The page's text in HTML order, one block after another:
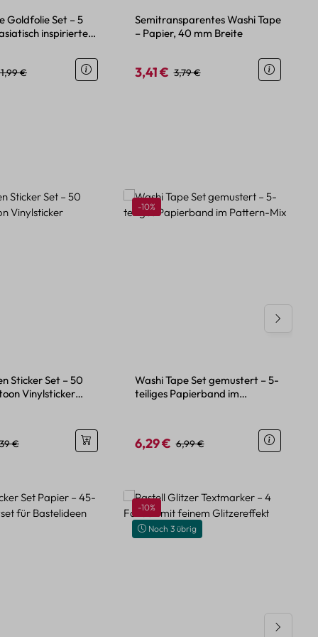
Goldfolie Set – 5
inspirierten
Preis:
€
Semitransparentes Washi Tape
– Papier, 40 mm Breite
Verkaufspreis:
3,41 € Regulärer Preis:
3,79 €
Sticker Set – 50
Vinylsticker
Preis:
€
Rabatt
-10%
Washi Tape Set gemustert – 5-
teiliges Papierband im
Verkaufspreis:
6,29 € Regulärer Preis:
6,99 €
Rabatt
-10%
Noch 3 übrig